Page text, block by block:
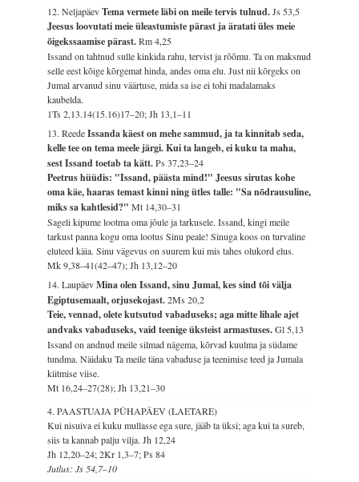
12. NeljapäevTema vermete läbi on meile tervis tulnud.Js 53,5
Jeesus loovutati meie üleastumiste pärast ja äratati üles meie
õigekssaamise pärast.Rm 4,25
Issand on tahtnud sulle kinkida rahu, tervist ja rõõmu. Ta on maksnud
selle eest kõige kõrgemat hinda, andes oma elu. Just nii kõrgeks on
Jumal arvanud sinu väärtuse, mida sa ise ei tohi madalamaks
kaubelda.
1Ts 2,13.14(15.16)17–20; Jh 13,1–11
13. ReedeIssanda käest on mehe sammud, ja ta kinnitab seda,
kelle tee on tema meele järgi. Kui ta langeb, ei kuku ta maha,
sest Issand toetab ta kätt.Ps 37,23–24
Peetrus hüüdis: "Issand, päästa mind!" Jeesus sirutas kohe
oma käe, haaras temast kinni ning ütles talle: "Sa nõdrausuline,
miks sa kahtlesid?"Mt 14,30–31
Sageli kipume lootma oma jõule ja tarkusele. Issand, kingi meile
tarkust panna kogu oma lootus Sinu peale! Sinuga koos on turvaline
eluteed käia. Sinu vägevus on suurem kui mis tahes olukord elus.
Mk 9,38–41(42–47); Jh 13,12–20
14. LaupäevMina olen Issand, sinu Jumal, kes sind tõi välja
Egiptusemaalt, orjusekojast.2Ms 20,2
Teie, vennad, olete kutsutud vabaduseks; aga mitte lihale ajet
andvaks vabaduseks, vaid teenige üksteist armastuses.Gl 5,13
Issand on andnud meile silmad nägema, kõrvad kuulma ja südame
tundma. Näidaku Ta meile täna vabaduse ja teenimise teed ja Jumala
kiitmise viise.
Mt 16,24–27(28); Jh 13,21–30
4. PAASTUAJA PÜHAPÄEV (LAETARE)
Kui nisuiva ei kuku mullasse ega sure, jääb ta üksi; aga kui ta sureb,
siis ta kannab palju vilja.Jh 12,24
Jh 12,20–24; 2Kr 1,3–7; Ps 84
Jutlus: Js 54,7–10